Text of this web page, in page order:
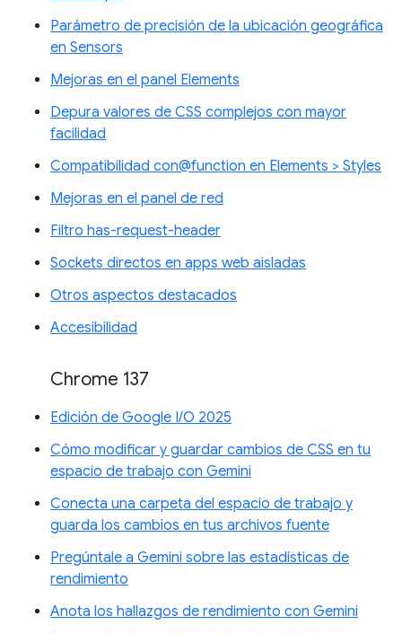
Parámetro de precisión de la ubicación geográfica
en Sensors
Mejoras en el panel Elements
Depura valores de CSS complejos con mayor
facilidad
Compatibilidad con@function en Elements > Styles
Mejoras en el panel de red
Filtro has-request-header
Sockets directos en apps web aisladas
Otros aspectos destacados
Accesibilidad
Chrome 137
Edición de Google I/O 2025
Cómo modificar y guardar cambios de CSS en tu
espacio de trabajo con Gemini
Conecta una carpeta del espacio de trabajo y
guarda los cambios en tus archivos fuente
Pregúntale a Gemini sobre las estadísticas de
rendimiento
Anota los hallazgos de rendimiento con Gemini